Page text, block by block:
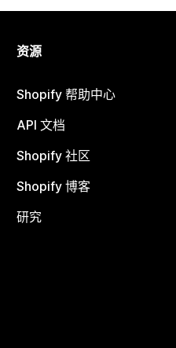
资源
Shopify 帮助中心
API 文档
Shopify 社区
Shopify 博客
研究